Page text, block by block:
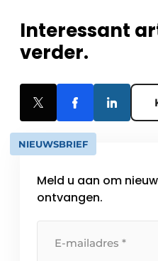
Interessant
verder.
NIEUWSBRIEF
Meld u aan om
ontvangen.